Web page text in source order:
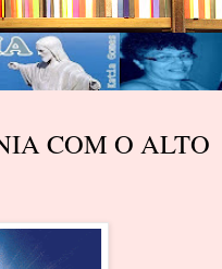
COM O ALTO